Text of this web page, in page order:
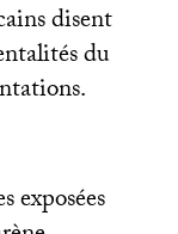
disent
du
exposées